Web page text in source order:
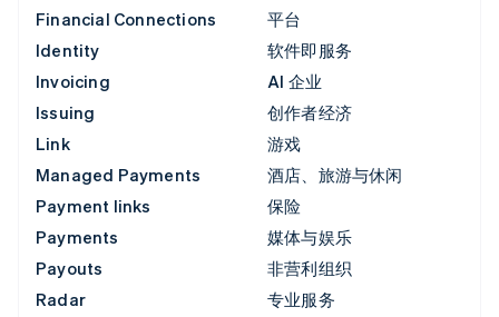
Financial Connections
Identity
Invoicing
Issuing
Link
Managed Payments
Payment links
Payments
Payouts
Radar
平台
软件即服务
AI 企业
创作者经济
游戏
酒店、旅游与休闲
保险
媒体与娱乐
非营利组织
专业服务